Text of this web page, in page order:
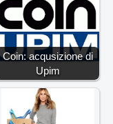
Coin: acqusizione di
Upim